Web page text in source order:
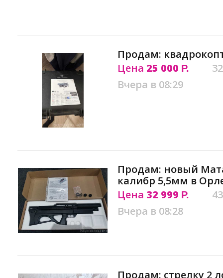
Продам:
Цена 25 000 Р.
Вчера в 08:29
Продам: новый
калибр 5,5мм в
Цена 32 999 Р.
Вчера в 08:28
Продам: стрелку 2